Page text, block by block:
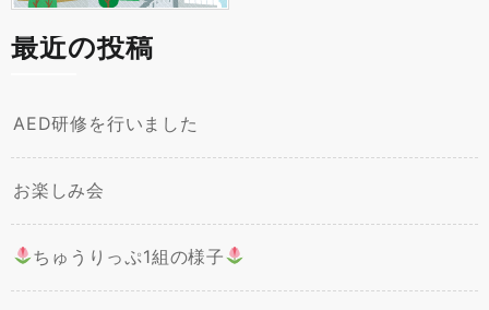
最近の投稿
AED研修を行いました
お楽しみ会
ちゅうりっぷ1組の様子